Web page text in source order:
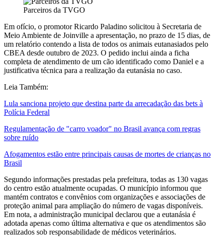
Parceiros da TVGO
Em ofício, o promotor Ricardo Paladino solicitou à Secretaria de
Meio Ambiente de Joinville a apresentação, no prazo de 15 dias, de
um relatório contendo a lista de todos os animais eutanasiados pelo
CBEA desde outubro de 2023. O pedido inclui ainda a ficha
completa de atendimento de um cão identificado como Daniel e a
justificativa técnica para a realização da eutanásia no caso.
Leia Também:
Lula sanciona projeto que destina parte da arrecadação das bets à
Polícia Federal
Regulamentação de "carro voador" no Brasil avança com regras
sobre ruído
Afogamentos estão entre principais causas de mortes de crianças no
Brasil
Segundo informações prestadas pela prefeitura, todas as 130 vagas
do centro estão atualmente ocupadas. O município informou que
mantém contratos e convênios com organizações e associações de
proteção animal para ampliação do número de vagas disponíveis.
Em nota, a administração municipal declarou que a eutanásia é
adotada apenas como última alternativa e que os atendimentos são
realizados sob responsabilidade de médicos veterinários.